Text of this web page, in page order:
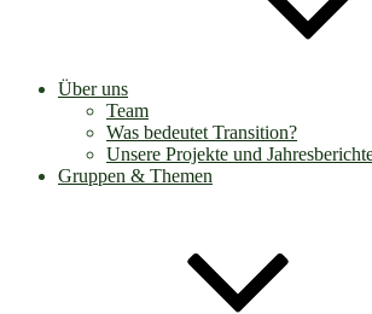
Über uns
Team
Was bedeutet Transition?
Unsere Projekte und
Gruppen & Themen